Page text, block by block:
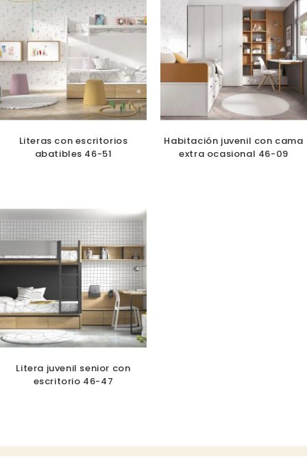
Literas con escritorios
abatibles 46-51
Habitación juvenil con cama
extra ocasional 46-09
Litera juvenil senior con
escritorio 46-47